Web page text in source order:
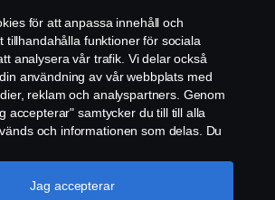
för att anpassa innehåll och
tillhandahålla funktioner för sociala
analysera vår trafik. Vi delar också
användning av vår webbplats med
reklam och analyspartners. Genom
accepterar" samtycker du till till alla
och informationen som delas. Du
och välja de kategorier du vill
mer detaljerad förklaring av hur vi
Jag accepterar